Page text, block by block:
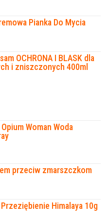
Pianka Do Mycia
OCHRONA I BLASK dla
i zniszczonych 400ml
Woman Woda
przeciw zmarszczkom
Himalaya 10g